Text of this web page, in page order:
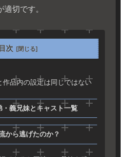
適切です。
目次
作品内の設定は同じではない
義兄妹とキャスト一覧
から逃げたのか？